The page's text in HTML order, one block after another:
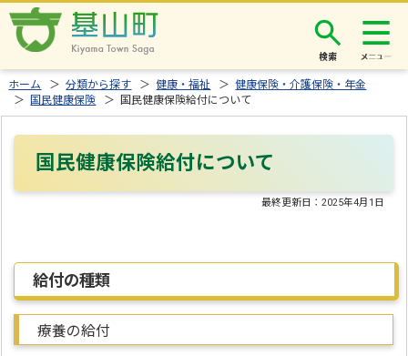
検索
ホーム ＞分類から探す ＞健康・福祉 ＞健康保険・介護保険・年金
＞
国民健康保険 ＞ 国民健康保険給付について
国民健康保険給付について
最終更新日：2025年4月1日
給付の種類
療養の給付